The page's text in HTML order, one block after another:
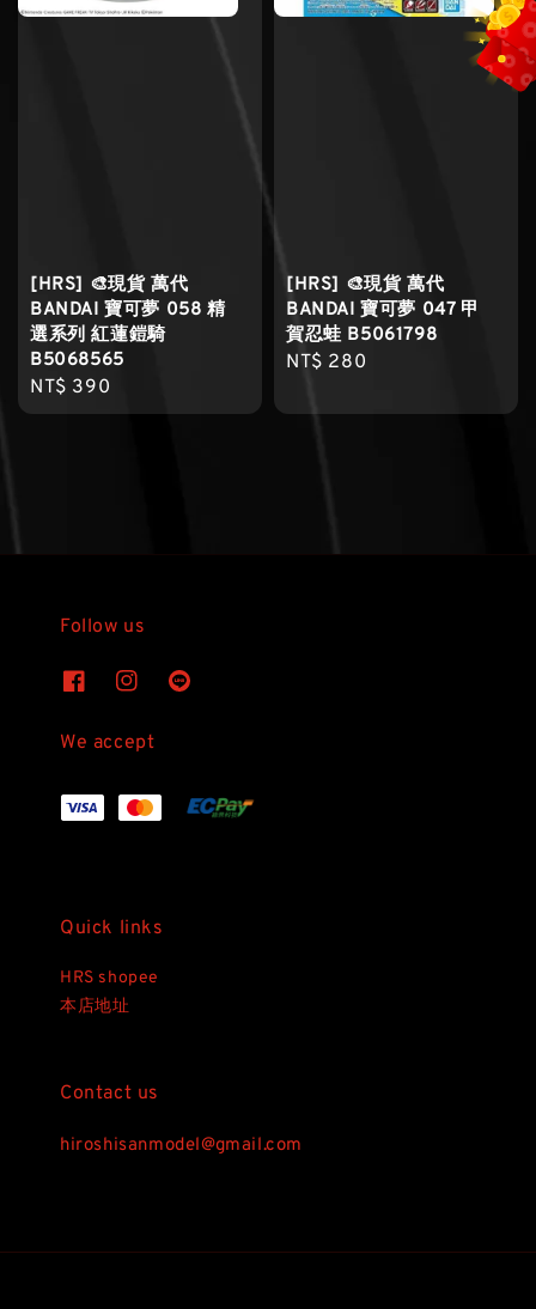
[HRS] 🎨現貨 萬代
BANDAI 寶可夢 058 精
選系列 紅蓮鎧騎
B5068565
Regular
price
NT$ 390
[HRS] 🎨現貨 萬代
BANDAI 寶可夢 047 甲
賀忍蛙 B5061798
Regular
NT$ 280
Follow us
We accept
Quick links
HRS shopee
本店地址
Contact us
hiroshisanmodel@gmail.com